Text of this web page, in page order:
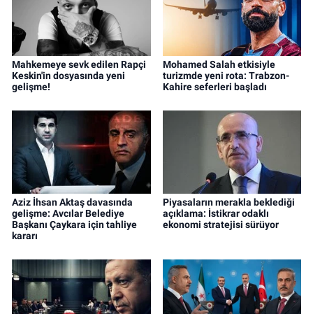
Mahkemeye sevk edilen Rapçi
Keskin'in dosyasında yeni
gelişme!
Mohamed Salah etkisiyle
turizmde yeni rota: Trabzon-
Kahire seferleri başladı
Aziz İhsan Aktaş davasında
gelişme: Avcılar Belediye
Başkanı Çaykara için tahliye
kararı
Piyasaların merakla beklediği
açıklama: İstikrar odaklı
ekonomi stratejisi sürüyor